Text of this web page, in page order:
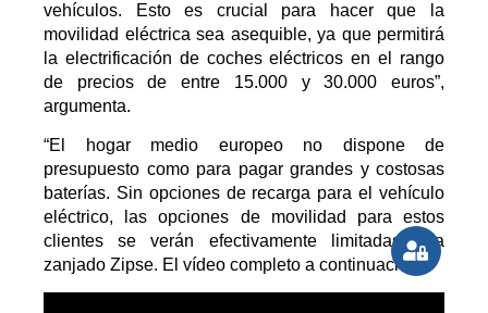
vehículos. Esto es crucial para hacer que la
movilidad eléctrica sea asequible, ya que permitirá
la electrificación de coches eléctricos en el rango
de precios de entre 15.000 y 30.000 euros”,
argumenta.
“El hogar medio europeo no dispone de
presupuesto como para pagar grandes y costosas
baterías. Sin opciones de recarga para el vehículo
eléctrico, las opciones de movilidad para estos
clientes se verán efectivamente limitadas”, ha
zanjado Zipse. El vídeo completo a continuación: